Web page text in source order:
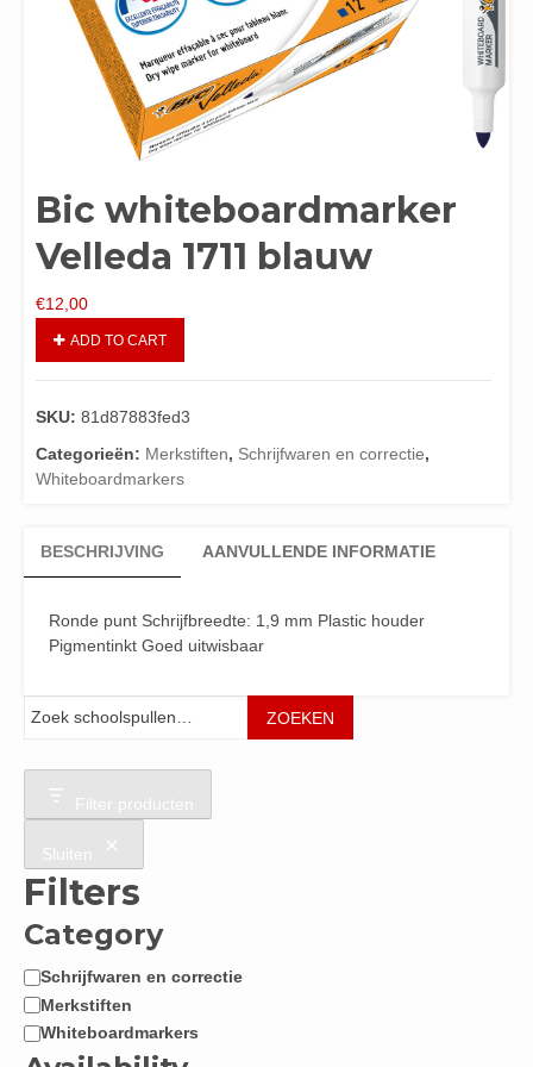
Bic whiteboardmarker
Velleda 1711 blauw
€12,00
ADD TO CART
SKU: 81d87883fed3
Categorieën: Merkstiften, Schrijfwaren en correctie,
Whiteboardmarkers
BESCHRIJVING AANVULLENDE INFORMATIE
Ronde punt Schrijfbreedte: 1,9 mm Plastic houder
Pigmentinkt Goed uitwisbaar
Zoeken
ZOEKEN
Filter producten
Sluiten
Filters
Category
Categorie
Schrijfwaren en correctie
Merkstiften
Whiteboardmarkers